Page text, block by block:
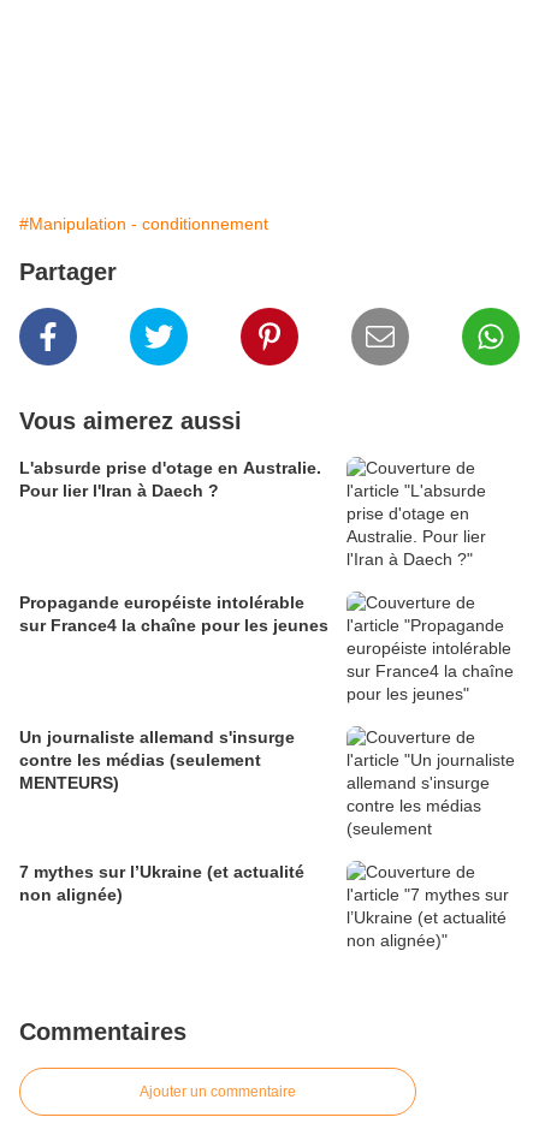
#Manipulation - conditionnement
Partager
Vous aimerez aussi
L'absurde prise d'otage en Australie.
Pour lier l'Iran à Daech ?
Propagande européiste intolérable
sur France4 la chaîne pour les jeunes
Un journaliste allemand s'insurge
contre les médias (seulement
MENTEURS)
7 mythes sur l’Ukraine (et actualité
non alignée)
Commentaires
Ajouter un commentaire